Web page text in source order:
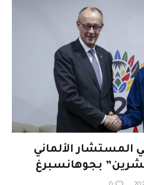
المستشار الألماني
بجوهانسبرغ